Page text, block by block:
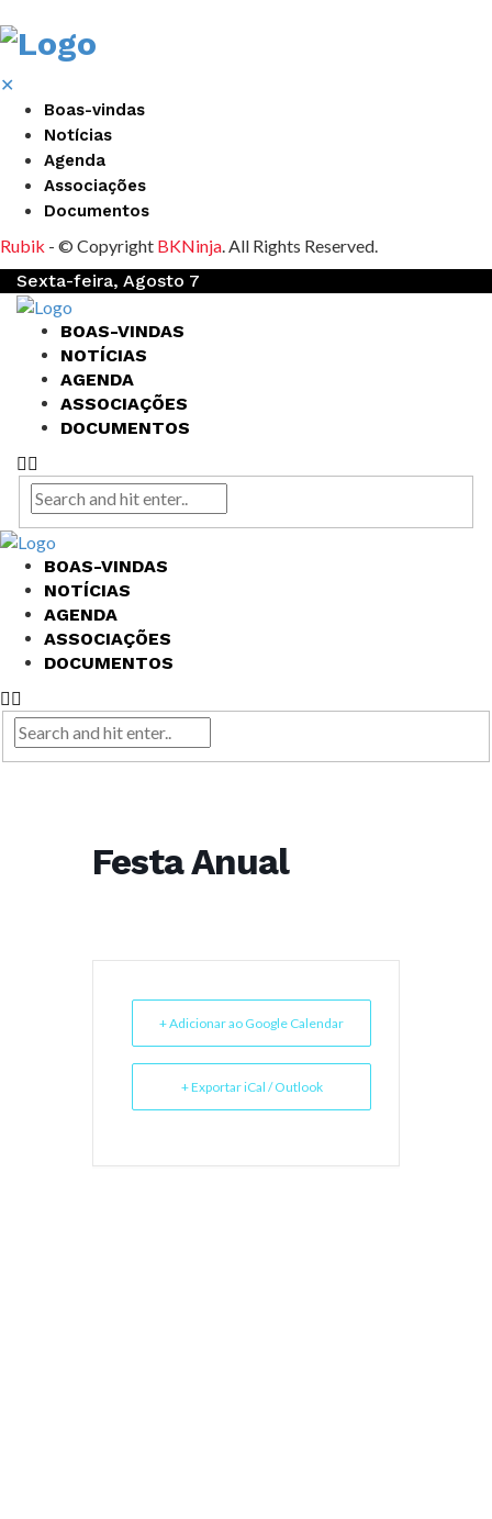
✕
Boas-vindas
Notícias
Agenda
Associações
Documentos
Rubik - © Copyright BKNinja. All Rights Reserved.
Sexta-feira, Agosto 7
BOAS-VINDAS
NOTÍCIAS
AGENDA
ASSOCIAÇÕES
DOCUMENTOS
BOAS-VINDAS
NOTÍCIAS
AGENDA
ASSOCIAÇÕES
DOCUMENTOS
Festa Anual
+ Adicionar ao Google Calendar
+ Exportar iCal / Outlook